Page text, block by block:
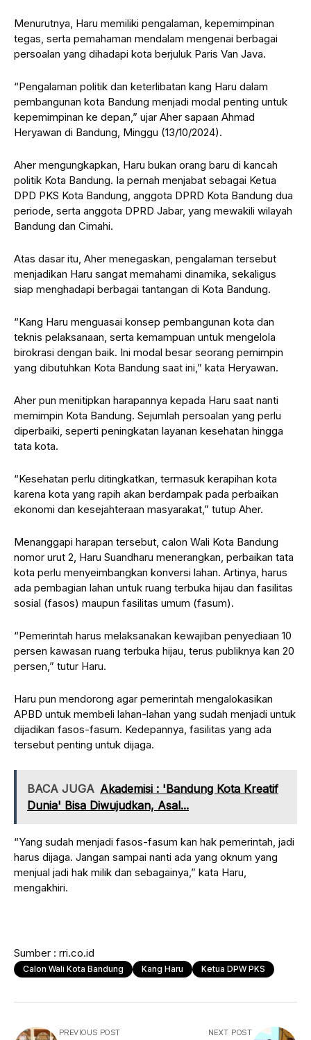
Menurutnya, Haru memiliki pengalaman, kepemimpinan
tegas, serta pemahaman mendalam mengenai berbagai
persoalan yang dihadapi kota berjuluk Paris Van Java.
“Pengalaman politik dan keterlibatan kang Haru dalam
pembangunan kota Bandung menjadi modal penting untuk
kepemimpinan ke depan,” ujar Aher sapaan Ahmad
Heryawan di Bandung, Minggu (13/10/2024).
Aher mengungkapkan, Haru bukan orang baru di kancah
politik Kota Bandung. Ia pernah menjabat sebagai Ketua
DPD PKS Kota Bandung, anggota DPRD Kota Bandung dua
periode, serta anggota DPRD Jabar, yang mewakili wilayah
Bandung dan Cimahi.
Atas dasar itu, Aher menegaskan, pengalaman tersebut
menjadikan Haru sangat memahami dinamika, sekaligus
siap menghadapi berbagai tantangan di Kota Bandung.
“Kang Haru menguasai konsep pembangunan kota dan
teknis pelaksanaan, serta kemampuan untuk mengelola
birokrasi dengan baik. Ini modal besar seorang pemimpin
yang dibutuhkan Kota Bandung saat ini,” kata Heryawan.
Aher pun menitipkan harapannya kepada Haru saat nanti
memimpin Kota Bandung. Sejumlah persoalan yang perlu
diperbaiki, seperti peningkatan layanan kesehatan hingga
tata kota.
“Kesehatan perlu ditingkatkan, termasuk kerapihan kota
karena kota yang rapih akan berdampak pada perbaikan
ekonomi dan kesejahteraan masyarakat,” tutup Aher.
Menanggapi harapan tersebut, calon Wali Kota Bandung
nomor urut 2, Haru Suandharu menerangkan, perbaikan tata
kota perlu menyeimbangkan konversi lahan. Artinya, harus
ada pembagian lahan untuk ruang terbuka hijau dan fasilitas
sosial (fasos) maupun fasilitas umum (fasum).
“Pemerintah harus melaksanakan kewajiban penyediaan 10
persen kawasan ruang terbuka hijau, terus publiknya kan 20
persen,” tutur Haru.
Haru pun mendorong agar pemerintah mengalokasikan
APBD untuk membeli lahan-lahan yang sudah menjadi untuk
dijadikan fasos-fasum. Kedepannya, fasilitas yang ada
tersebut penting untuk dijaga.
BACA JUGA Akademisi : 'Bandung Kota Kreatif
Dunia' Bisa Diwujudkan, Asal...
“Yang sudah menjadi fasos-fasum kan hak pemerintah, jadi
harus dijaga. Jangan sampai nanti ada yang oknum yang
menjual jadi hak milik dan sebagainya,” kata Haru,
mengakhiri.
Sumber : rri.co.id
Calon Wali Kota Bandung Kang Haru Ketua DPW PKS
PREVIOUS POST NEXT POST